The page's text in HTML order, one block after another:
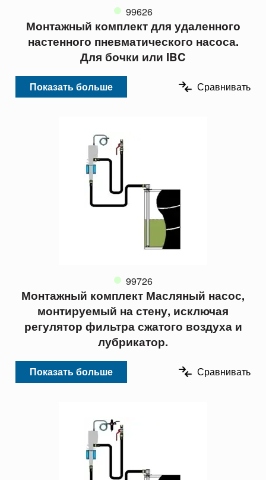
99626
Монтажный комплект для удаленного
настенного пневматического насоса.
Для бочки или IBC
Показать больше Сравнивать
99726
Монтажный комплект Масляный насос,
монтируемый на стену, исключая
регулятор фильтра сжатого воздуха и
лубрикатор.
Показать больше Сравнивать